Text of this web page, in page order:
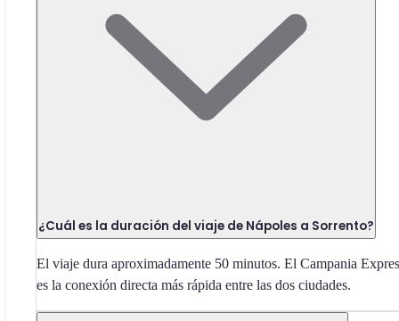
¿Cuál es la duración del viaje de Nápoles a Sorrento?
El viaje dura aproximadamente 50 minutos. El Campania
es la conexión directa más rápida entre las dos ciudades.